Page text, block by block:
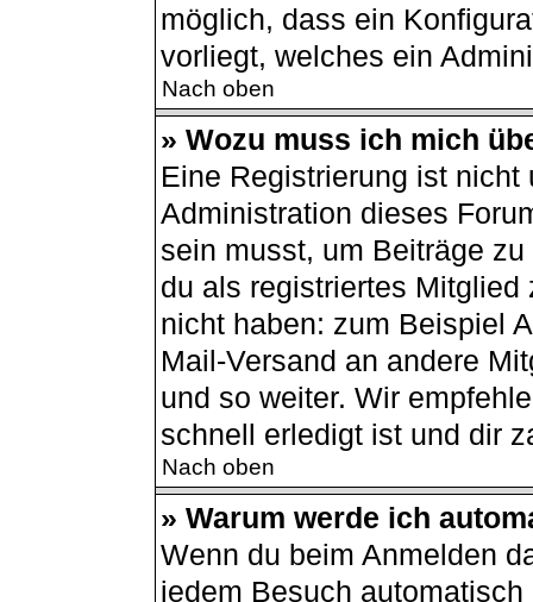
möglich, dass ein
vorliegt, welches ein
Nach oben
» Wozu muss ich mich
Eine Registrierung ist
Administration dieses
sein musst, um Beiträge
du als registriertes
nicht haben: zum Beispiel
Mail-Versand an andere
und so weiter. Wir
schnell erledigt ist und dir
Nach oben
» Warum werde ich
Wenn du beim Anmelden
jedem Besuch